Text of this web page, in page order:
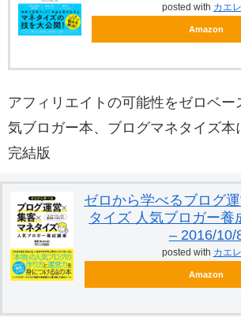
posted with カエ
Amazon
アフィリエイトの可能性をゼロベー
気ブロガー本、ブログマネタイズ本
完結版
ゼロから学べるブログ
タイズ 人気ブロガー養
– 2016/10/
posted with カエ
Amazon